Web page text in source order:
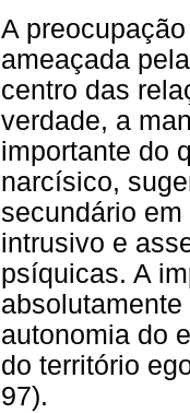
A
ameaçada
centro das
verdade, a
importante do
narcísico,
secundário
intrusivo e
psíquicas. A
autonomia do
do território
97).